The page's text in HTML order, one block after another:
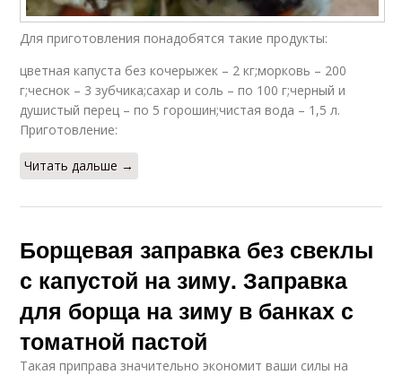
Для приготовления понадобятся такие продукты:
цветная капуста без кочерыжек – 2 кг;морковь – 200
г;чеснок – 3 зубчика;сахар и соль – по 100 г;черный и
душистый перец – по 5 горошин;чистая вода – 1,5 л.
Приготовление:
Читать дальше →
Борщевая заправка без свеклы
с капустой на зиму. Заправка
для борща на зиму в банках с
томатной пастой
Такая приправа значительно экономит ваши силы на